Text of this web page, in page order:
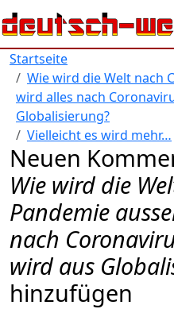
Direkt zum Inhalt
Startseite
Wie wird die Welt nach
wird alles nach
Globalisierung?
Vielleicht es wird mehr…
Neuen
Wie wird die
Pandemie
nach
wird aus
hinzufügen